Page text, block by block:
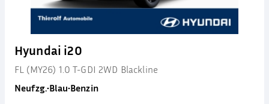
Hyundai i20
FL (MY26) 1.0 T-GDI 2WD Blackline
Neufzg.•Blau•Benzin